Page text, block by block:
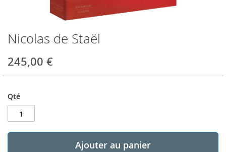
Skip
to
the
beginning
of
images
gallery
Nicolas de Staël
245,00 €
Qté
Ajouter au panier